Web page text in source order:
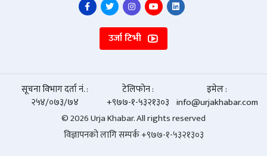
उर्जा टिभी
सूचना विभाग दर्ता नं. :
२५४/०७३/७४
टेलिफोन :
+९७७-१-५३२१३०३
इमेल :
info@urjakhabar.com
© 2026 Urja Khabar. All rights reserved
विज्ञापनको लागि सम्पर्क +९७७-१-५३२१३०३